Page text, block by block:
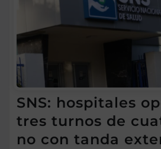
SNS: hospitales
tres turnos de
no con tanda